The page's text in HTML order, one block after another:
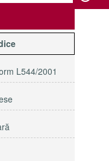
L544/2001